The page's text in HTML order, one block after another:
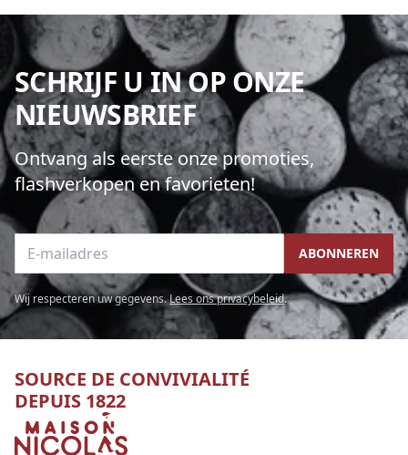
SCHRIJF U IN OP ONZE
NIEUWSBRIEF
Ontvang als eerste onze promoties,
flashverkopen en favorieten!
E-mailadres ABONNEREN
Wij respecteren uw gegevens.Lees ons privacybeleid.
SOURCE DE CONVIVIALITÉ
DEPUIS 1822
Nicolas